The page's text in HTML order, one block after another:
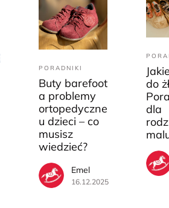
PORADNIKI
Buty barefoot
a problemy
ortopedyczne
u dzieci – co
musisz
wiedzieć?
Emel
16.12.2025
do
dla